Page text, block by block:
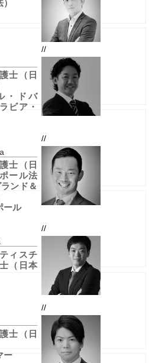
士（日
・ドバ
ビア・
//
士（日
ール法
ンド＆
ール
//
ィスチ
（日本
//
士（日
ー
//